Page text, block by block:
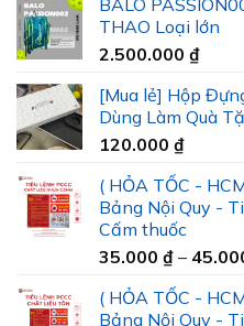
BALO
THAO Loại lớn
2.500.000 ₫
[Mua lẻ] Hộp
Dùng Làm Quà
120.000 ₫
( HỎA TỐC -
Bảng Nội Quy -
Cấm thuốc
35.000 ₫ –
( HỎA TỐC -
Bảng Nội Quy -